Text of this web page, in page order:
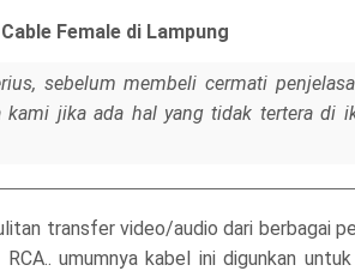
Female di Lampung
sebelum membeli cermati
kami jika ada hal yang tidak tertera di
transfer video/audio dari berbagai
umumnya kabel ini digunkan